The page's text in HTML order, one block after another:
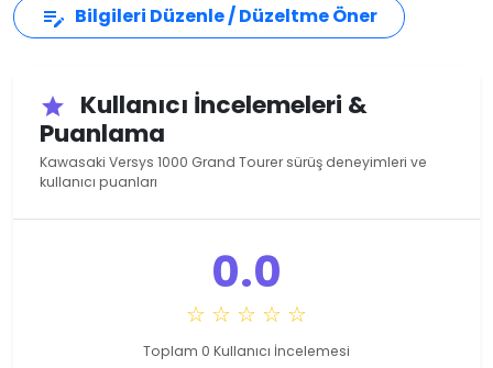
edit_note Bilgileri Düzenle / Düzeltme Öner
star
Kullanıcı İncelemeleri &
Puanlama
Kawasaki Versys 1000 Grand Tourer sürüş deneyimleri ve
kullanıcı puanları
0.0
☆ ☆ ☆ ☆ ☆
Toplam 0 Kullanıcı İncelemesi